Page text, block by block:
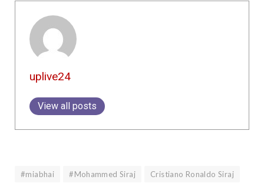
uplive24
View all posts
#miabhai #Mohammed Siraj
Cristiano Ronaldo Siraj